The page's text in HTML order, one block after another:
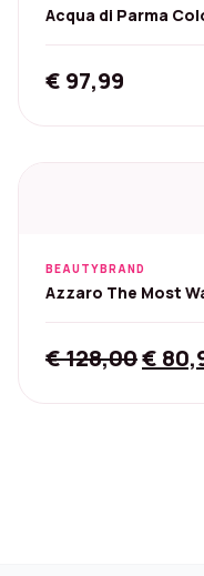
Acqua di Parma
€ 97,99
BEAUTYBRAND
Azzaro The Most
€128,00€